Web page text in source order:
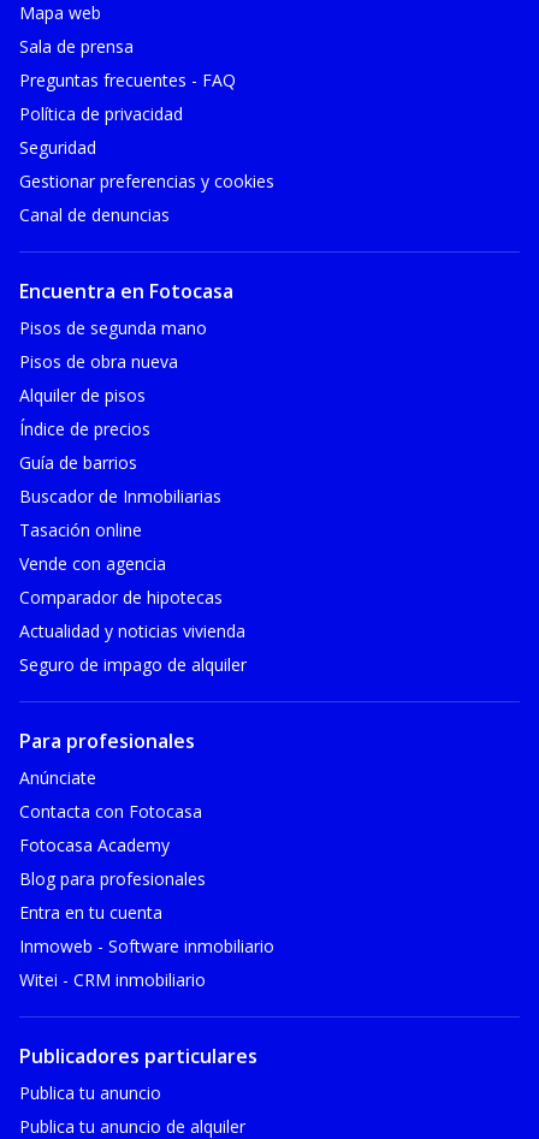
Mapa web
Sala de prensa
Preguntas frecuentes - FAQ
Política de privacidad
Seguridad
Gestionar preferencias y cookies
Canal de denuncias
Encuentra en Fotocasa
Pisos de segunda mano
Pisos de obra nueva
Alquiler de pisos
Índice de precios
Guía de barrios
Buscador de Inmobiliarias
Tasación online
Vende con agencia
Comparador de hipotecas
Actualidad y noticias vivienda
Seguro de impago de alquiler
Para profesionales
Anúnciate
Contacta con Fotocasa
Fotocasa Academy
Blog para profesionales
Entra en tu cuenta
Inmoweb - Software inmobiliario
Witei - CRM inmobiliario
Publicadores particulares
Publica tu anuncio
Publica tu anuncio de alquiler